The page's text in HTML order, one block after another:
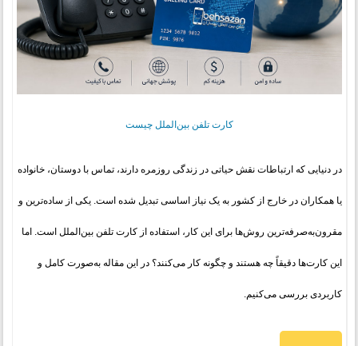
کارت تلفن بین‌الملل چیست
در دنیایی که ارتباطات نقش حیاتی در زندگی روزمره دارند، تماس با دوستان، خانواده
یا همکاران در خارج از کشور به یک نیاز اساسی تبدیل شده است. یکی از ساده‌ترین و
مقرون‌به‌صرفه‌ترین روش‌ها برای این کار، استفاده از کارت تلفن بین‌الملل است. اما
این کارت‌ها دقیقاً چه هستند و چگونه کار می‌کنند؟ در این مقاله به‌صورت کامل و
کاربردی بررسی می‌کنیم.